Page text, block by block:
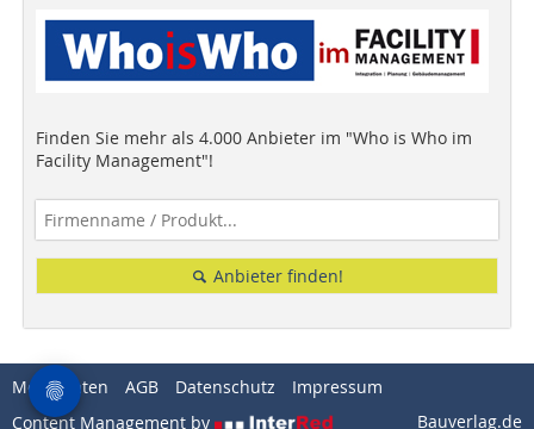
Finden Sie mehr als 4.000 Anbieter im "Who is Who im
Facility Management"!
Anbieter finden!
Mediadaten AGB Datenschutz
Impressum
Content Management by
Bauverlag.de